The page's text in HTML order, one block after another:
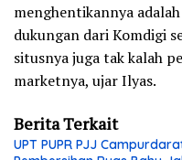
menghentikannya
dukungan dari Komdigi
situsnya juga tak kalah
marketnya, ujar Ilyas.
Berita Terkait
UPT PUPR PJJ